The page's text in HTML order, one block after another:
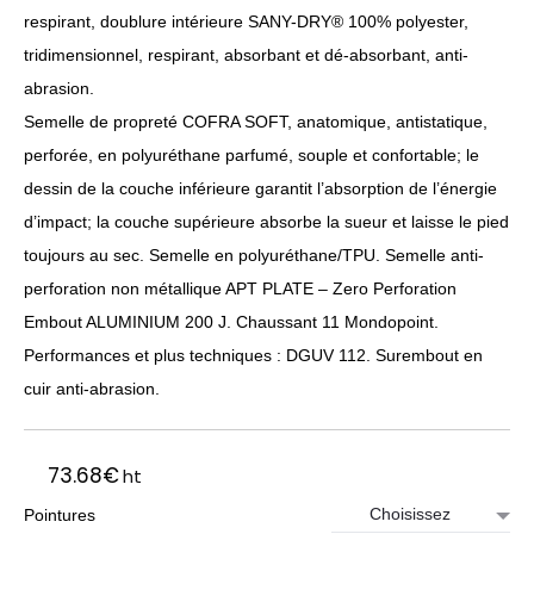
respirant, doublure intérieure SANY-DRY® 100% polyester,
tridimensionnel, respirant, absorbant et dé-absorbant, anti-
abrasion.
Semelle de propreté COFRA SOFT, anatomique, antistatique,
perforée, en polyuréthane parfumé, souple et confortable; le
dessin de la couche inférieure garantit l’absorption de l’énergie
d’impact; la couche supérieure absorbe la sueur et laisse le pied
toujours au sec. Semelle en polyuréthane/TPU. Semelle anti-
perforation non métallique APT PLATE – Zero Perforation
Embout ALUMINIUM 200 J. Chaussant 11 Mondopoint.
Performances et plus techniques : DGUV 112. Surembout en
cuir anti-abrasion.
73.68€ht
Pointures